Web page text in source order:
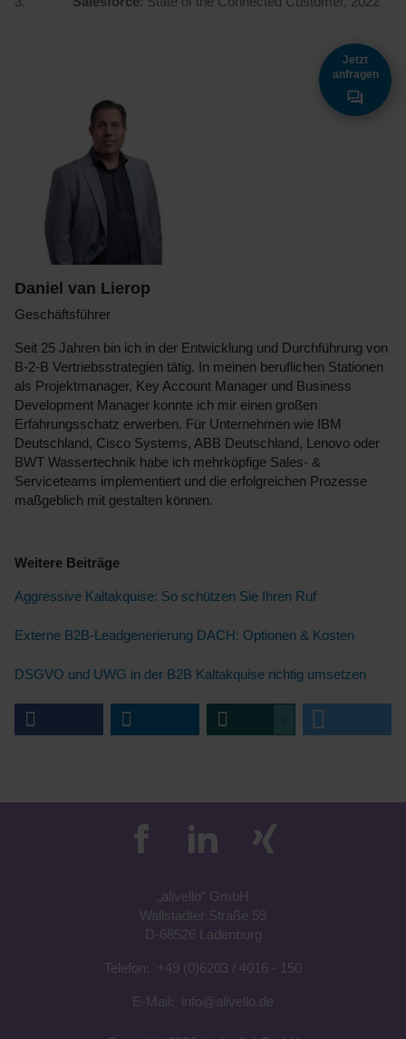
Daniel van Lierop
Geschäftsführer
Seit 25 Jahren bin ich in der Entwicklung und Durchführung von
B-2-B Vertriebsstrategien tätig. In meinen beruflichen Stationen
als Projektmanager, Key Account Manager und Business
Development Manager konnte ich mir einen großen
Erfahrungsschatz erwerben. Für Unternehmen wie IBM
Deutschland, Cisco Systems, ABB Deutschland, Lenovo oder
BWT Wassertechnik habe ich mehrköpfige Sales- &
Serviceteams implementiert und die erfolgreichen Prozesse
maßgeblich mit gestalten können.
Weitere Beiträge
Aggressive Kaltakquise: So schützen Sie Ihren Ruf
Externe B2B-Leadgenerierung DACH: Optionen & Kosten
DSGVO und UWG in der B2B Kaltakquise richtig umsetzen
Jetzt
anfragen
„alivello“ GmbH
Wallstadter Straße 59
D-68526 Ladenburg
Telefon: +49 (0)6203 / 4016 - 150
E-Mail: info@alivello.de